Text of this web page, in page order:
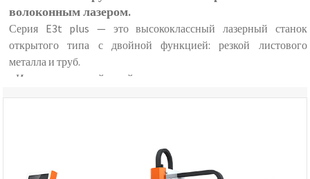
волоконным лазером.
Серия E3t plus — это высококлассный лазерный станок
открытого типа с двойной функцией: резкой листового
металла и труб.
Интегрированный дизайн
Обеспечивает двойную функцию резки листового металла